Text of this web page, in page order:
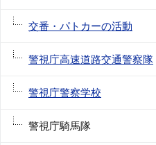
交番・パトカーの活動
警視庁高速道路交通警察隊
警視庁警察学校
警視庁騎馬隊